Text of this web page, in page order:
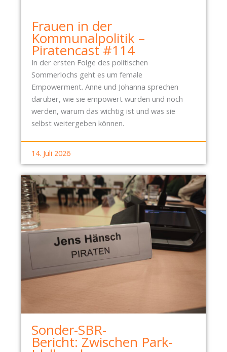
A
G
U
M
1
2
U
H
R
Frauen in der
Kommunalpolitik –
Piratencast #114
In der ersten Folge des politischen
Sommerlochs geht es um female
Empowerment. Anne und Johanna sprechen
darüber, wie sie empowert wurden und noch
werden, warum das wichtig ist und was sie
selbst weitergeben können.
14. Juli 2026
Sonder-SBR-
Bericht: Zwischen Park-